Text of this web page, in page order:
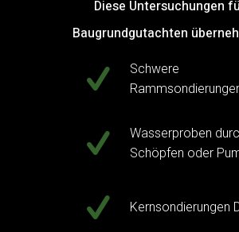
Diese Untersuchungen
Baugrundgutachten
Schwere
Wasserproben
Schöpfen oder
Kernsondierungen